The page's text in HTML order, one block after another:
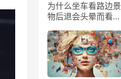
为什么坐车看路边景
物后退会头晕而看前